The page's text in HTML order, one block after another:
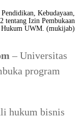
Kebudayaan,
tentang Izin Pembukaan
Hukum UWM. (mukijab)
– Universitas
program
hukum bisnis